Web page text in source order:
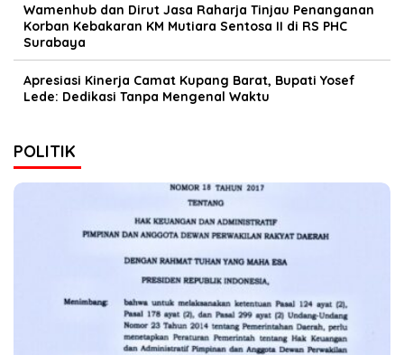
Wamenhub dan Dirut Jasa Raharja Tinjau Penanganan
Korban Kebakaran KM Mutiara Sentosa II di RS PHC
Surabaya
Apresiasi Kinerja Camat Kupang Barat, Bupati Yosef
Lede: Dedikasi Tanpa Mengenal Waktu
POLITIK